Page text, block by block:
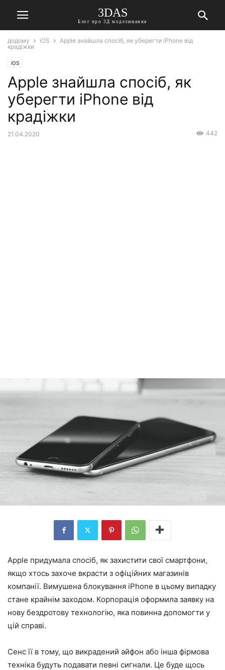
3DAS
Блог про 3Д моделювання
додому iOS
Apple знайшла спосіб, як уберегти iPhone від
крадіжки
iOS
Apple знайшла спосіб, як
уберегти iPhone від
крадіжки
21.04.2020 442
Apple придумала спосіб, як захистити свої смартфони,
якщо хтось захоче вкрасти з офіційних магазинів
компанії. Вимушена блокування iPhone в цьому випадку
стане крайнім заходом. Корпорація оформила заявку на
нову бездротову технологію, яка повинна допомогти у
цій справі.
Сенс її в тому, що викрадений айфон або інша фірмова
техніка будуть подавати певні сигнали. Це буде щось